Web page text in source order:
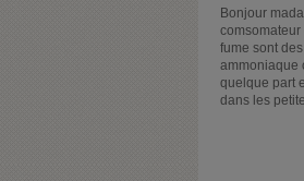
Bonjour
fume sont
ammoniaque
quelque part
dans les